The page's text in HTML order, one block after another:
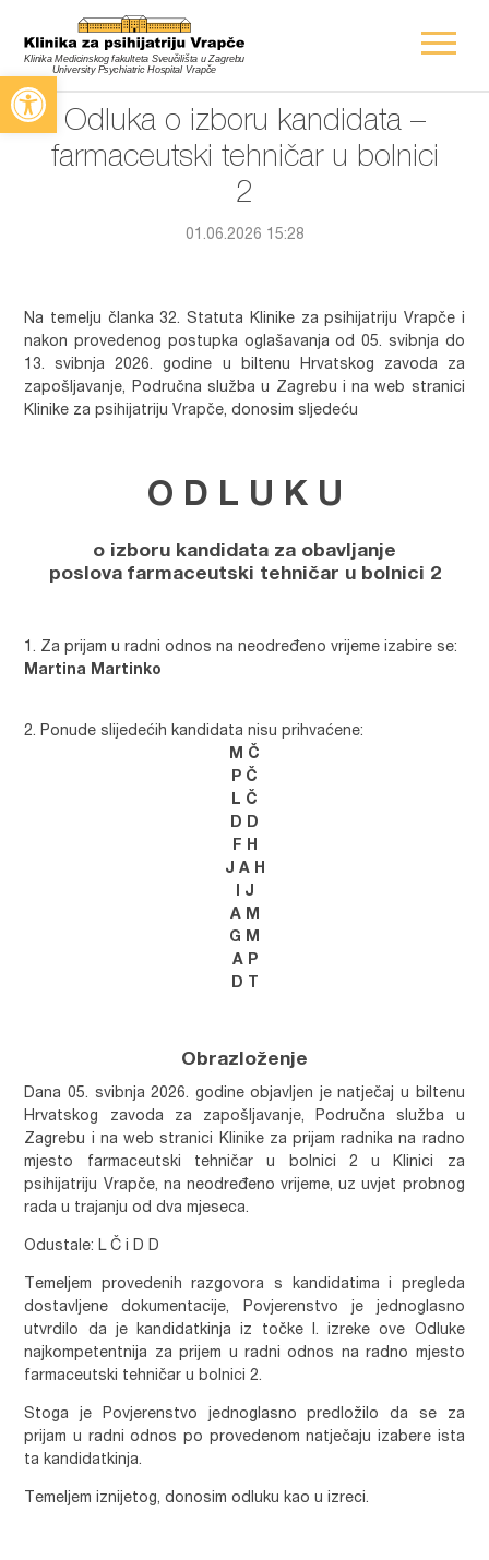
Open toolbar
Odluka o izboru kandidata –
farmaceutski tehničar u bolnici
2
01.06.2026 15:28
Na temelju članka 32. Statuta Klinike za psihijatriju Vrapče i
nakon provedenog postupka oglašavanja od 05. svibnja do
13. svibnja 2026. godine u biltenu Hrvatskog zavoda za
zapošljavanje, Područna služba u Zagrebu i na web stranici
Klinike za psihijatriju Vrapče, donosim sljedeću
O D L U K U
o izboru kandidata za obavljanje
poslova farmaceutski tehničar u bolnici 2
Za prijam u radni odnos na neodređeno vrijeme izabire se:
Martina Martinko
Ponude slijedećih kandidata nisu prihvaćene:
M Č
P Č
L Č
D D
F H
J A H
I J
A M
G M
A P
D T
Obrazloženje
Dana 05. svibnja 2026. godine objavljen je natječaj u biltenu
Hrvatskog zavoda za zapošljavanje, Područna služba u
Zagrebu i na web stranici Klinike za prijam radnika na radno
mjesto farmaceutski tehničar u bolnici 2 u Klinici za
psihijatriju Vrapče, na neodređeno vrijeme, uz uvjet probnog
rada u trajanju od dva mjeseca.
Odustale: L Č i D D
Temeljem provedenih razgovora s kandidatima i pregleda
dostavljene dokumentacije, Povjerenstvo je jednoglasno
utvrdilo da je kandidatkinja iz točke I. izreke ove Odluke
najkompetentnija za prijem u radni odnos na radno mjesto
farmaceutski tehničar u bolnici 2.
Stoga je Povjerenstvo jednoglasno predložilo da se za
prijam u radni odnos po provedenom natječaju izabere ista
ta kandidatkinja.
Temeljem iznijetog, donosim odluku kao u izreci.